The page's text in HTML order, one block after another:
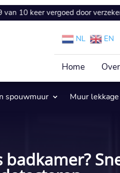
vergoed door verzekeraar
NL EN
Home
spouwmuur Muur